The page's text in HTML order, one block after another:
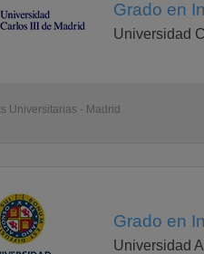
Grado en
Universidad
Universitarias - Madrid
Grado en
Universidad